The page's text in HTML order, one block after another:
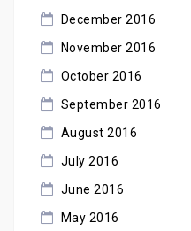
December 2016
November 2016
October 2016
September 2016
August 2016
July 2016
June 2016
May 2016